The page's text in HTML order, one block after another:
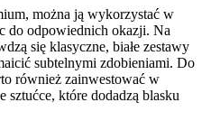
można ją wykorzystać w
do odpowiednich okazji. Na
się klasyczne, białe zestawy
subtelnymi zdobieniami. Do
również zainwestować w
sztućce, które dodadzą blasku